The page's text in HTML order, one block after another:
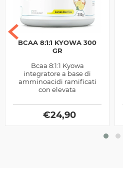
BCAA 8:1:1 KYOWA 300
GR
Bcaa 8:1:1 Kyowa
integratore a base di
amminoacidi ramificati
con elevata
ideali per migliorare il
nutrimento muscolare,
prodotto...
€24,90